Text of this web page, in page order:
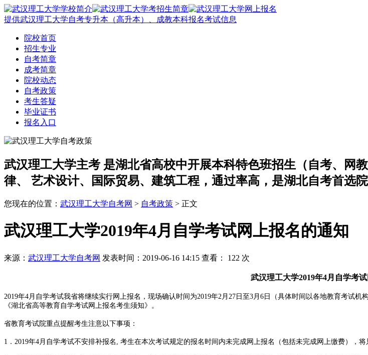
提供武汉理工大学自考专升本（高升本）、成教本科报名考试信息
院校首页
招生专业
自考简章
成考简章
院校动态
自考政策
考生答疑
毕业证书
报名入口
武汉理工大学主考 是湖北省高校中开展本科特色班招生（自考、网
律、 艺术设计、国际贸易、建筑工程，通过率高，是湖北自考首选
您现在的位置： 武汉理工大学自考网 > 自考政策 > 正文
武汉理工大学2019年4月自学考试网上报名的通知
来源： 武汉理工大学自考网 发表时间：2019-06-16 14:15 查看： 122 次
武汉理工大学2019年4月自学考
2019年4月自学考试我省将继续实行网上报名，现场确认时间为2019年2月27日至3月6日（具体时间以各地教育考试
《湖北省高等教育自学考试网上报名考生须知》。
省教育考试院重点提醒考生注意以下事项：
1．2019年4月自学考试不安排补报名, 考生在本次考试规定的报名时间内未完成网上报名（包括未完成网上缴费），将